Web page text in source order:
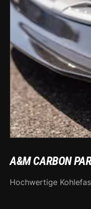
A&M CARBON
Hochwertige